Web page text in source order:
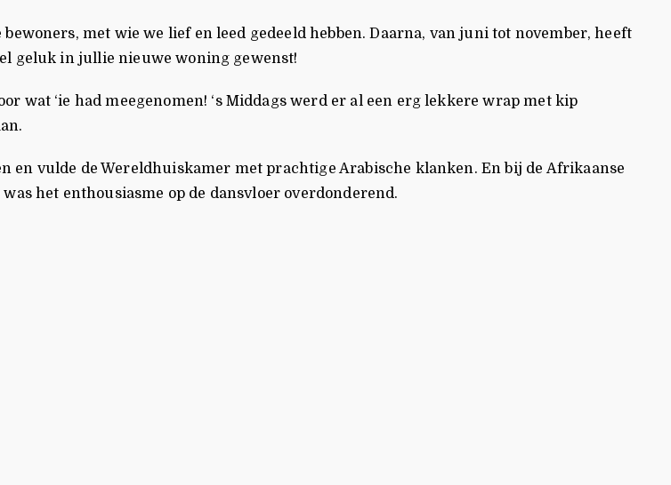
met wie we lief en leed gedeeld hebben. Daarna, van juni tot november, heeft
geluk in jullie nieuwe woning gewenst!
wat ‘ie had meegenomen! ‘s Middags werd er al een erg lekkere wrap met kip
en vulde de Wereldhuiskamer met prachtige Arabische klanken. En bij de Afrikaanse
het enthousiasme op de dansvloer overdonderend.